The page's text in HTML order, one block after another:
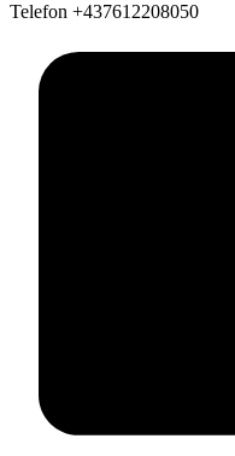
Telefon +437612208050